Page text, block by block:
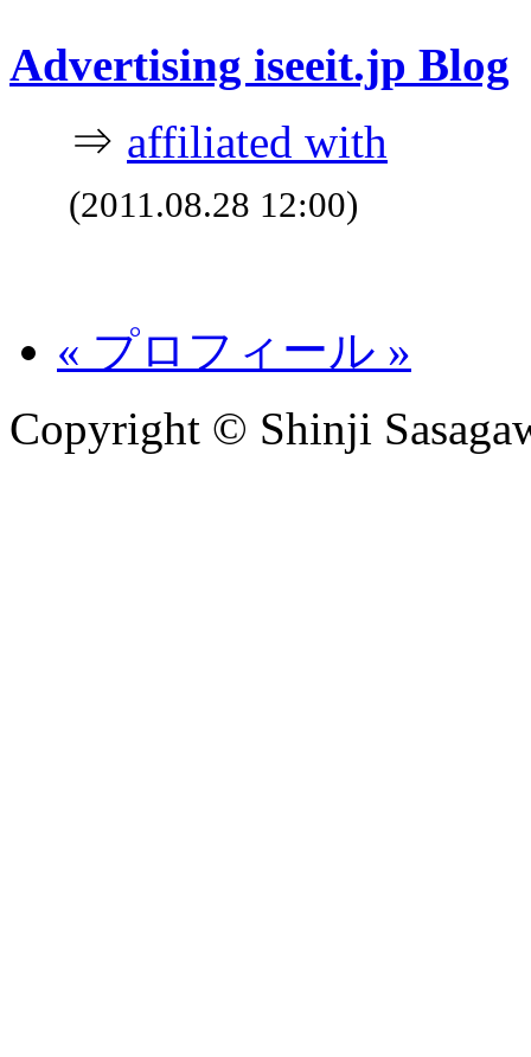
Advertising iseeit.jp Blog
⇒ affiliated with
(2011.08.28 12:00)
« プロフィール »
Copyright © Shinji